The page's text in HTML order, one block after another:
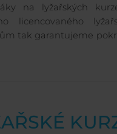
na lyžařských
licencovaného
tak garantujeme